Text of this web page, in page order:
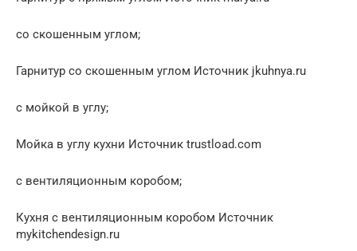
со скошенным углом;
Гарнитур со скошенным углом Источник jkuhnya.ru
с мойкой в углу;
Мойка в углу кухни Источник trustload.com
с вентиляционным коробом;
Кухня с вентиляционным коробом Источник
mykitchendesign.ru